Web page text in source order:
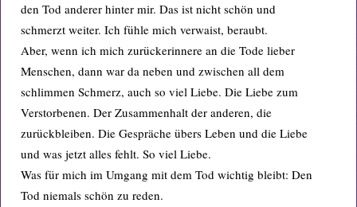
den Tod anderer hinter mir. Das ist nicht schön und
schmerzt weiter. Ich fühle mich verwaist, beraubt.
Aber, wenn ich mich zurückerinnere an die Tode lieber
Menschen, dann war da neben und zwischen all dem
schlimmen Schmerz, auch so viel Liebe. Die Liebe zum
Verstorbenen. Der Zusammenhalt der anderen, die
zurückbleiben. Die Gespräche übers Leben und die Liebe
und was jetzt alles fehlt. So viel Liebe.
Was für mich im Umgang mit dem Tod wichtig bleibt: Den
Tod niemals schön zu reden.